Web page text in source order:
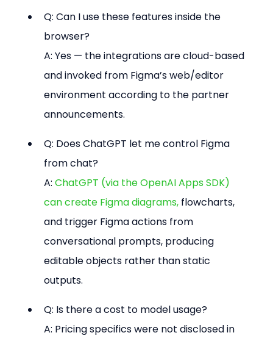
Q: Can I use these features inside the
browser?
A: Yes — the integrations are cloud-based
and invoked from Figma’s web/editor
environment according to the partner
announcements.
Q: Does ChatGPT let me control Figma
from chat?
A: ChatGPT (via the OpenAI Apps SDK)
can create Figma diagrams, flowcharts,
and trigger Figma actions from
conversational prompts, producing
editable objects rather than static
outputs.
Q: Is there a cost to model usage?
A: Pricing specifics were not disclosed in